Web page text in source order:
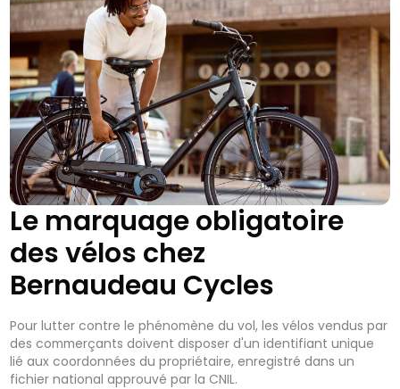
Le marquage obligatoire
des vélos chez
Bernaudeau Cycles
Pour lutter contre le phénomène du vol, les vélos vendus par
des commerçants doivent disposer d'un identifiant unique
lié aux coordonnées du propriétaire, enregistré dans un
fichier national approuvé par la CNIL.